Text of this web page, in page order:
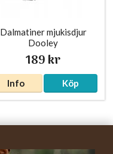
Dalmatiner mjukisdjur
Dooley
189 kr
Info Köp